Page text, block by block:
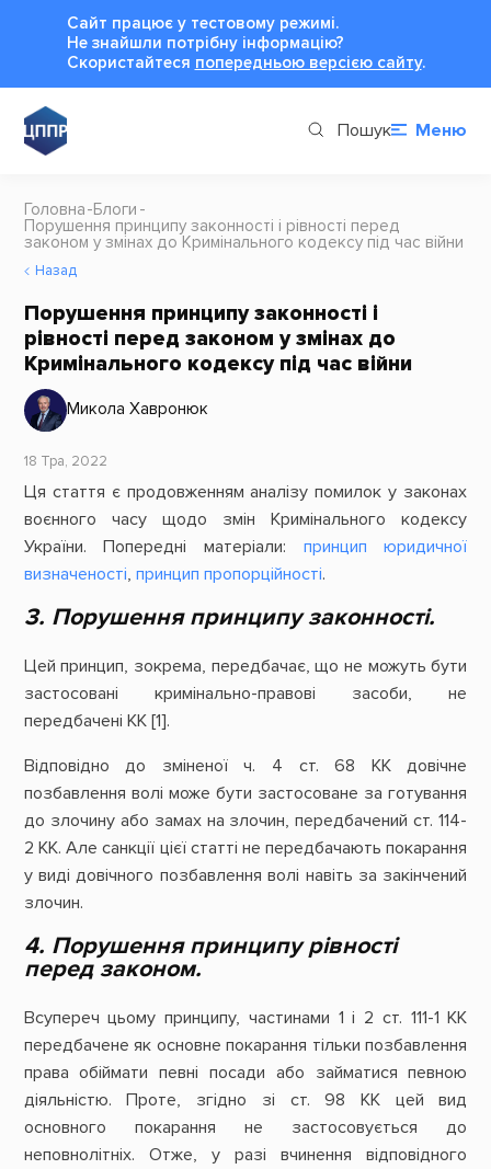
Сайт працює у тестовому режимі.
Не знайшли потрібну інформацію?
Cкористайтеся попередньою версією сайту.
Пошук Меню
Головна Блоги
Порушення принципу законності і рівності перед
законом у змінах до Кримінального кодексу під час війни
Назад
Порушення принципу законності і
рівності перед законом у змінах до
Кримінального кодексу під час війни
Микола Хавронюк
18 Тра, 2022
Ця стаття є продовженням аналізу помилок у законах
воєнного часу щодо змін Кримінального кодексу
України. Попередні матеріали: принцип юридичної
визначеності, принцип пропорційності.
3. Порушення принципу законності.
Цей принцип, зокрема, передбачає, що не можуть бути
застосовані кримінально-правові засоби, не
передбачені КК [1].
Відповідно до зміненої ч. 4 ст. 68 КК довічне
позбавлення волі може бути застосоване за готування
до злочину або замах на злочин, передбачений ст. 114-
2 КК. Але санкції цієї статті не передбачають покарання
у виді довічного позбавлення волі навіть за закінчений
злочин.
4. Порушення принципу рівності
перед законом.
Всупереч цьому принципу, частинами 1 і 2 ст. 111-1 КК
передбачене як основне покарання тільки позбавлення
права обіймати певні посади або займатися певною
діяльністю. Проте, згідно зі ст. 98 КК цей вид
основного покарання не застосовується до
неповнолітніх. Отже, у разі вчинення відповідного